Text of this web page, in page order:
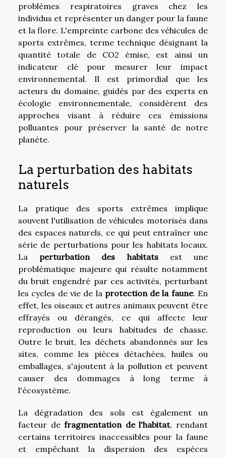
problèmes respiratoires graves chez les
individus et représenter un danger pour la faune
et la flore. L'empreinte carbone des véhicules de
sports extrêmes, terme technique désignant la
quantité totale de CO2 émise, est ainsi un
indicateur clé pour mesurer leur impact
environnemental. Il est primordial que les
acteurs du domaine, guidés par des experts en
écologie environnementale, considèrent des
approches visant à réduire ces émissions
polluantes pour préserver la santé de notre
planète.
La perturbation des habitats
naturels
La pratique des sports extrêmes implique
souvent l'utilisation de véhicules motorisés dans
des espaces naturels, ce qui peut entraîner une
série de perturbations pour les habitats locaux.
La perturbation des habitatsest une
problématique majeure qui résulte notamment
du bruit engendré par ces activités, perturbant
les cycles de vie de la protection de la faune. En
effet, les oiseaux et autres animaux peuvent être
effrayés ou dérangés, ce qui affecte leur
reproduction ou leurs habitudes de chasse.
Outre le bruit, les déchets abandonnés sur les
sites, comme les pièces détachées, huiles ou
emballages, s'ajoutent à la pollution et peuvent
causer des dommages à long terme à
l'écosystème.
La dégradation des sols est également un
facteur defragmentation de l'habitat, rendant
certains territoires inaccessibles pour la faune
et empêchant la dispersion des espèces